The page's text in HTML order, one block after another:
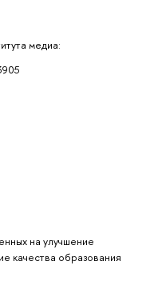
медиа:
на улучшение
качества образования